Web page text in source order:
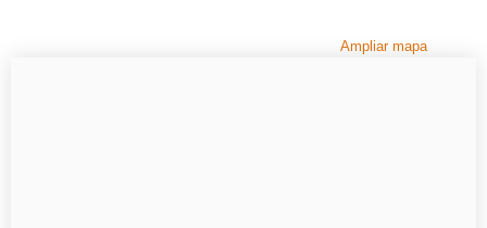
Ampliar mapa